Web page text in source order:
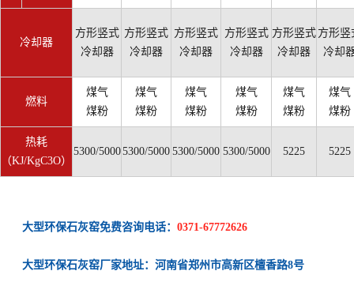
冷却器
方形竖式
冷却器
方形竖式
冷却器
方形竖式
冷却器
方形竖式
冷却器
方形竖式
冷却器
方形竖
冷却
燃料
煤气
煤粉
煤气
煤粉
煤气
煤粉
煤气
煤粉
煤气
煤粉
煤气
煤粉
热耗
（KJ/KgC3O）
5300/50005300/5000 5300/5000 5300/5000 5225 5225
大型环保石灰窑免费咨询电话： 0371-67772626
大型环保石灰窑厂家地址：河南省郑州市高新区檀香路8号